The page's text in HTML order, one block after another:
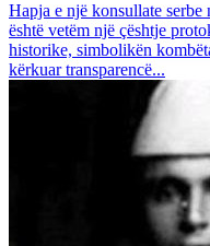
Hapja e një konsullate
është vetëm një çështje
historike, simbolikën
kërkuar transparencë...